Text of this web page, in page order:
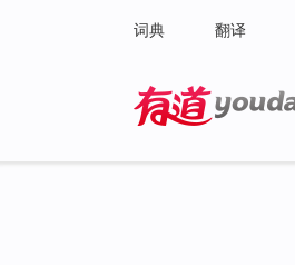
词典 翻译